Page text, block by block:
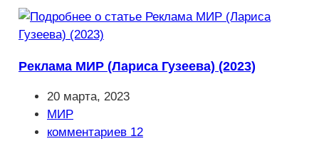
Реклама МИР (Лариса Гузеева) (2023)
Запись
опубликована:
20 марта, 2023
Рубрика
записи:
МИР
Комментарии
комментариев 12